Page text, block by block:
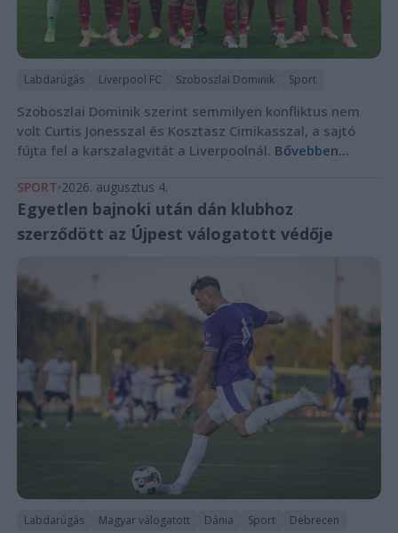
Labdarúgás Liverpool FC Szoboszlai Dominik Sport
Szoboszlai Dominik szerint semmilyen konfliktus nem
volt Curtis Jonesszal és Kosztasz Cimikasszal, a sajtó
fújta fel a karszalagvitát a Liverpoolnál. Bővebben...
SPORT 2026. augusztus 4.
Egyetlen bajnoki után dán klubhoz
szerződött az Újpest válogatott védője
Labdarúgás Magyar válogatott Dánia Sport Debrecen